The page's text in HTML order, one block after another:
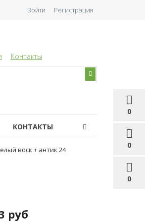
0
0
0
Войти Регистрация
Контакты
КОНТАКТЫ
воск + антик 24
руб